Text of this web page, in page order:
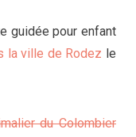
guidée pour enfant
la ville de Rodez le
du Colombier